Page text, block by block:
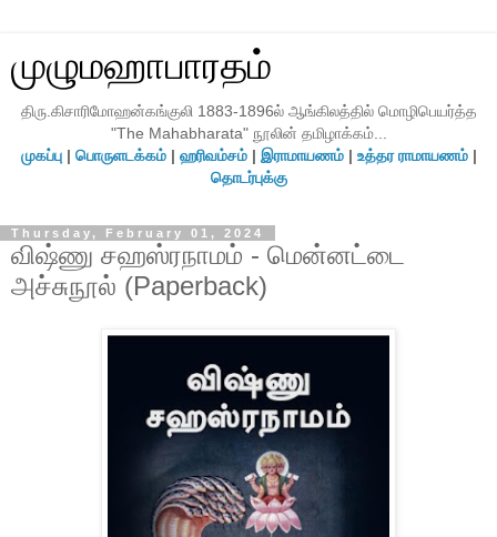
முழுமஹாபாரதம்
திரு.கிசாரிமோஹன்கங்குலி 1883-1896ல் ஆங்கிலத்தில் மொழிபெயர்த்த
"The Mahabharata" நூலின் தமிழாக்கம்...
முகப்பு| பொருளடக்கம்| ஹரிவம்சம்| இராமாயணம்| உத்தர ராமாயணம்|
தொடர்புக்கு
Thursday, February 01, 2024
விஷ்ணு சஹஸ்ரநாமம் - மென்னட்டை
அச்சுநூல் (Paperback)